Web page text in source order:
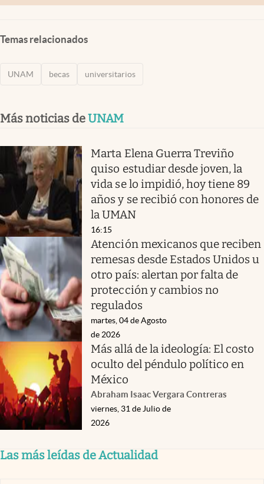
Temas relacionados
UNAM becas universitarios
Más noticias deUNAM
Marta Elena Guerra Treviño
quiso estudiar desde joven, la
vida se lo impidió, hoy tiene 89
años y se recibió con honores de
la UMAN
16:15
Atención mexicanos que reciben
remesas desde Estados Unidos u
otro país: alertan por falta de
protección y cambios no
regulados
martes, 04 de Agosto
de 2026
Más allá de la ideología: El costo
oculto del péndulo político en
México
Abraham Isaac Vergara Contreras
viernes, 31 de Julio de
2026
Las más leídas de Actualidad